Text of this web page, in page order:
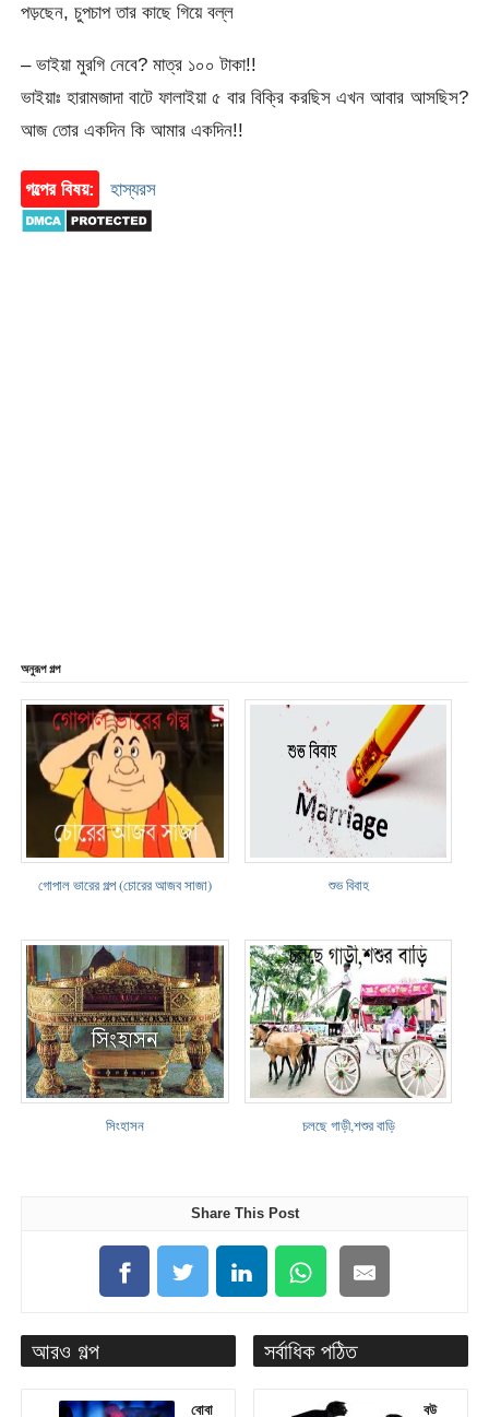
পড়ছেন, চুপচাপ তার কাছে গিয়ে বল্ল
– ভাইয়া মুরগি নেবে? মাত্র ১০০ টাকা!!
ভাইয়াঃ হারামজাদা বাটে ফালাইয়া ৫ বার বিক্রি করছিস এখন আবার আসছিস?
আজ তোর একদিন কি আমার একদিন!!
গল্পের বিষয়: হাস্যরস
অনুরূপ গল্প
গোপাল ভারের গল্প (চোরের আজব সাজা) শুভ বিবাহ
সিংহাসন চলছে গাড়ী,শশুর বাড়ি
Share This Post
আরও গল্প
বোবা
সর্বাধিক পঠিত
বউ